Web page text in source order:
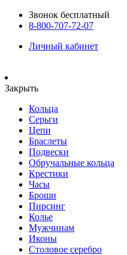
Звонок бесплатный
8-800-707-72-07
Личный кабинет
Закрыть
Кольца
Серьги
Цепи
Браслеты
Подвески
Обручальные кольца
Крестики
Часы
Броши
Пирсинг
Колье
Мужчинам
Иконы
Столовое серебро